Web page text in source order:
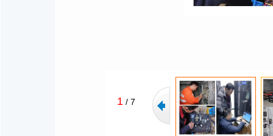
1 / 7